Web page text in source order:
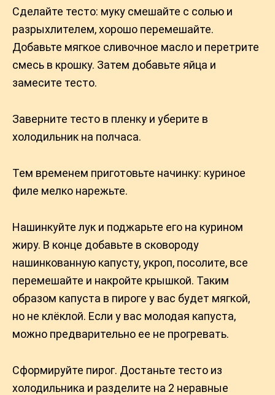
Сделайте тесто: муку смешайте с солью и
разрыхлителем, хорошо перемешайте.
Добавьте мягкое сливочное масло и перетрите
смесь в крошку. Затем добавьте яйца и
замесите тесто.
Заверните тесто в пленку и уберите в
холодильник на полчаса.
Тем временем приготовьте начинку: куриное
филе мелко нарежьте.
Нашинкуйте лук и поджарьте его на курином
жиру. В конце добавьте в сковороду
нашинкованную капусту, укроп, посолите, все
перемешайте и накройте крышкой. Таким
образом капуста в пироге у вас будет мягкой,
но не клёклой. Если у вас молодая капуста,
можно предварительно ее не прогревать.
Сформируйте пирог. Достаньте тесто из
холодильника и разделите на 2 неравные